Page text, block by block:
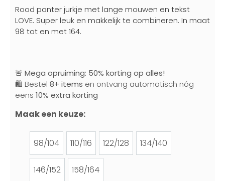
Rood panter jurkje met lange mouwen en tekst
LOVE. Super leuk en makkelijk te combineren. In maat
98 tot en met 164.
🚨 Mega opruiming: 50% korting op alles!
🛍️ Bestel 8+ items en ontvang automatisch nóg
eens 10% extra korting
Maak een keuze:
98/104
98/104
110/116
110/116
122/128
122/128
134/140
134/140
146/152
146/152
158/164
158/164